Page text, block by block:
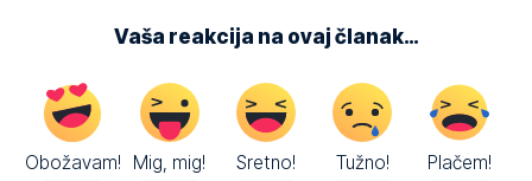
Vaša reakcija na ovaj članak…
Obožavam!
Mig, mig!
Sretno!
Tužno!
Plačem!